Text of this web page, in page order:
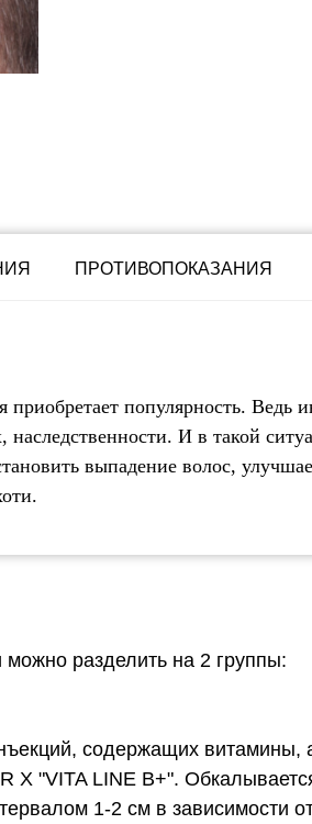
ПРОТИВОПОКАЗАНИЯ
популярность. Ведь
И в такой
выпадение волос,
разделить на 2 группы:
содержащих витамины,
X "VITA LINE B+".
1-2 см в зависимости